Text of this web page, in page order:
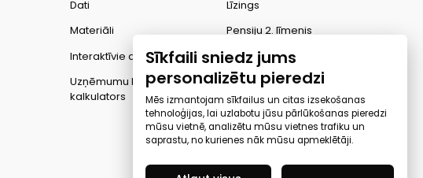
Dati
Materiāli
Interaktīvie dati
Uzņēmumu kredītspējas
kalkulators
Līzings
Pensiju 2. līmenis
Finanšu pratība
Ombuds
Sīkfaili sniedz jums
personalizētu pieredzi
Mēs izmantojam sīkfailus un citas izsekošanas
tehnoloģijas, lai uzlabotu jūsu pārlūkošanas pieredzi
mūsu vietnē, analizētu mūsu vietnes trafiku un
saprastu, no kurienes nāk mūsu apmeklētāji.